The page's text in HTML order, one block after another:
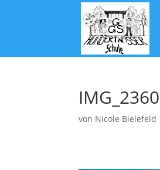
IMG_2360
von Nicole Bielefeld